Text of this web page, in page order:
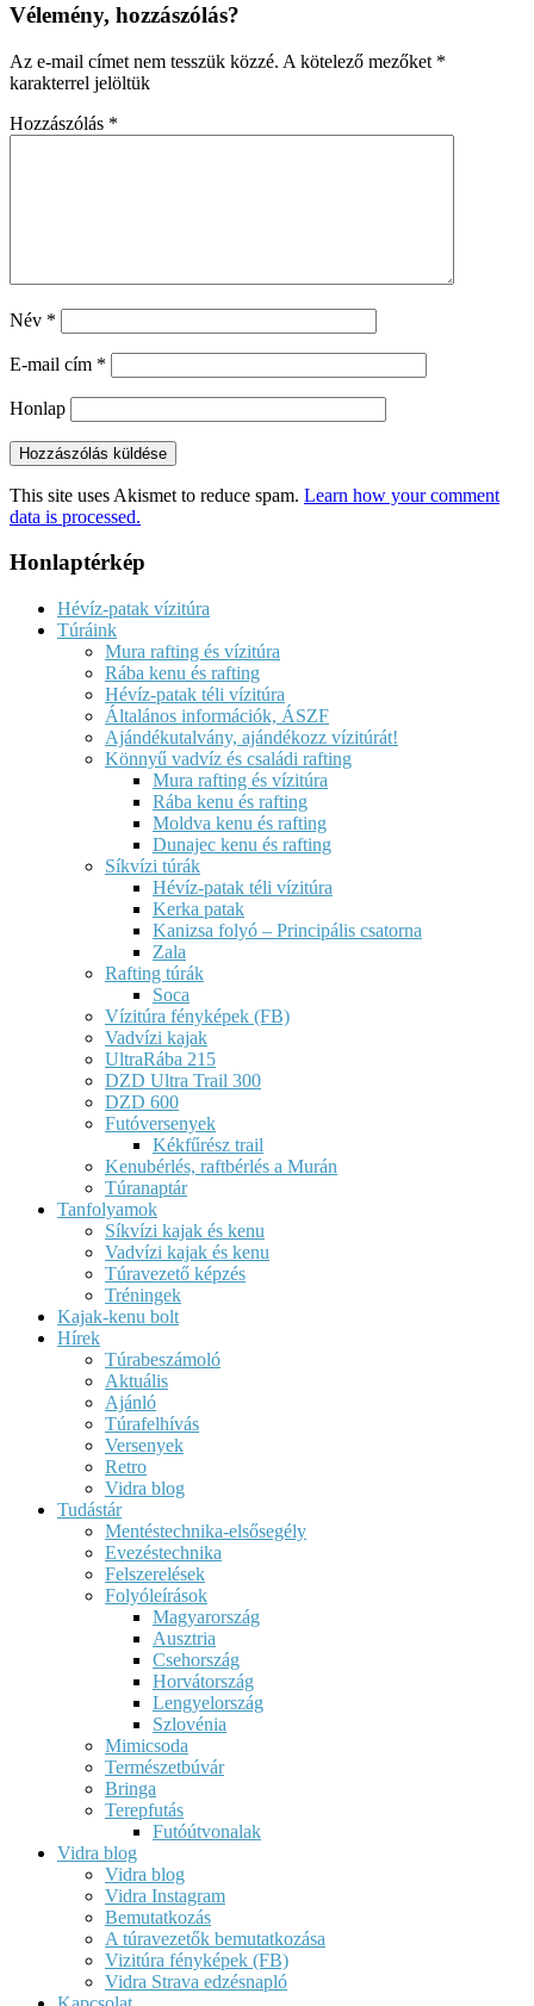
Vélemény, hozzászólás?
Az e-mail címet nem tesszük közzé. A kötelező mezőket *
karakterrel jelöltük
Hozzászólás *
Név *
E-mail cím *
Honlap
This site uses Akismet to reduce spam. Learn how your comment
data is processed.
Honlaptérkép
Hévíz-patak vízitúra
Túráink
Mura rafting és vízitúra
Rába kenu és rafting
Hévíz-patak téli vízitúra
Általános információk, ÁSZF
Ajándékutalvány, ajándékozz vízitúrát!
Könnyű vadvíz és családi rafting
Mura rafting és vízitúra
Rába kenu és rafting
Moldva kenu és rafting
Dunajec kenu és rafting
Síkvízi túrák
Hévíz-patak téli vízitúra
Kerka patak
Kanizsa folyó – Principális csatorna
Zala
Rafting túrák
Soca
Vízitúra fényképek (FB)
Vadvízi kajak
UltraRába 215
DZD Ultra Trail 300
DZD 600
Futóversenyek
Kékfűrész trail
Kenubérlés, raftbérlés a Murán
Túranaptár
Tanfolyamok
Síkvízi kajak és kenu
Vadvízi kajak és kenu
Túravezető képzés
Tréningek
Kajak-kenu bolt
Hírek
Túrabeszámoló
Aktuális
Ajánló
Túrafelhívás
Versenyek
Retro
Vidra blog
Tudástár
Mentéstechnika-elsősegély
Evezéstechnika
Felszerelések
Folyóleírások
Magyarország
Ausztria
Csehország
Horvátország
Lengyelország
Szlovénia
Mimicsoda
Természetbúvár
Bringa
Terepfutás
Futóútvonalak
Vidra blog
Vidra blog
Vidra Instagram
Bemutatkozás
A túravezetők bemutatkozása
Vizitúra fényképek (FB)
Vidra Strava edzésnapló